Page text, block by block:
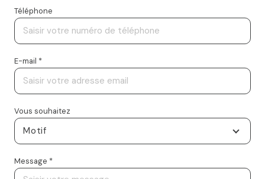
Téléphone
E-mail *
Vous souhaitez
Motif
Message *